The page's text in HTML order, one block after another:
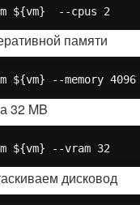
памяти
$ VBoxManage modifyvm ${vm} --memory 4096
32 MB
$ VBoxManage modifyvm ${vm} --vram 32
дисковод